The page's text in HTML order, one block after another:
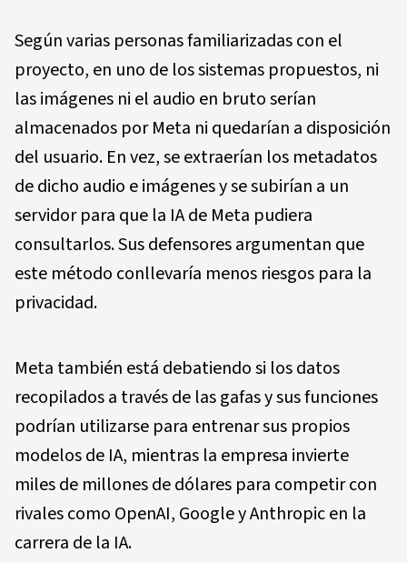
Según varias personas familiarizadas con el
proyecto, en uno de los sistemas propuestos, ni
las imágenes ni el audio en bruto serían
almacenados por Meta ni quedarían a disposición
del usuario. En vez, se extraerían los metadatos
de dicho audio e imágenes y se subirían a un
servidor para que la IA de Meta pudiera
consultarlos. Sus defensores argumentan que
este método conllevaría menos riesgos para la
privacidad.
Meta también está debatiendo si los datos
recopilados a través de las gafas y sus funciones
podrían utilizarse para entrenar sus propios
modelos de IA, mientras la empresa invierte
miles de millones de dólares para competir con
rivales como OpenAI, Google y Anthropic en la
carrera de la IA.